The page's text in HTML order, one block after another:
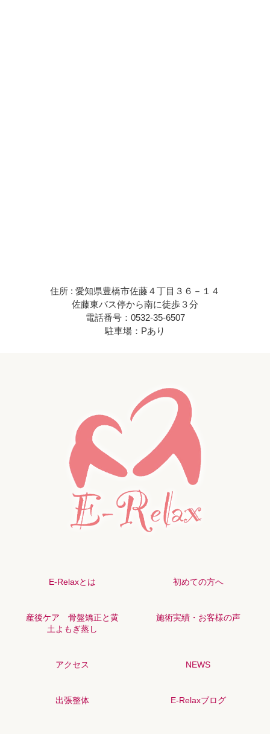
住所 : 愛知県豊橋市佐藤４丁目３６－１４
佐藤東バス停から南に徒歩３分
電話番号：0532-35-6507
駐車場：Pあり
E-Relaxとは 初めての方へ
産後ケア 骨盤矯正と黄
土よもぎ蒸し
施術実績・お客様の声
アクセス NEWS
出張整体 E-Relaxブログ